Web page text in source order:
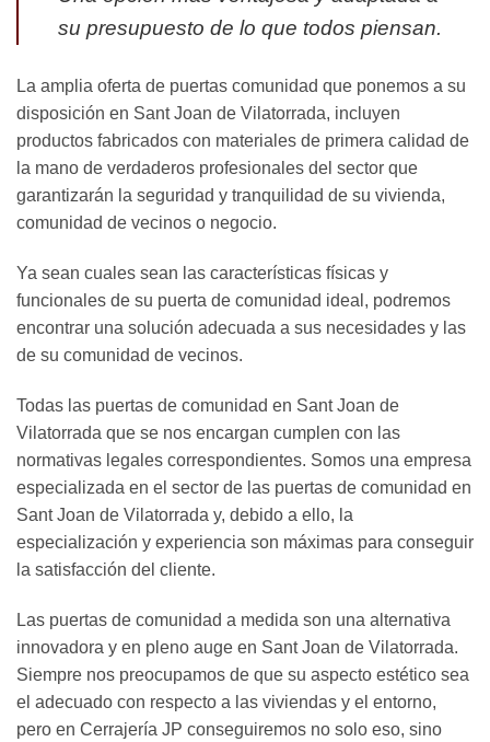
su presupuesto de lo que todos piensan.
La amplia oferta de puertas comunidad que ponemos a su
disposición en Sant Joan de Vilatorrada, incluyen
productos fabricados con materiales de primera calidad de
la mano de verdaderos profesionales del sector que
garantizarán la seguridad y tranquilidad de su vivienda,
comunidad de vecinos o negocio.
Ya sean cuales sean las características físicas y
funcionales de su puerta de comunidad ideal, podremos
encontrar una solución adecuada a sus necesidades y las
de su comunidad de vecinos.
Todas las puertas de comunidad en Sant Joan de
Vilatorrada que se nos encargan cumplen con las
normativas legales correspondientes. Somos una empresa
especializada en el sector de las puertas de comunidad en
Sant Joan de Vilatorrada y, debido a ello, la
especialización y experiencia son máximas para conseguir
la satisfacción del cliente.
Las puertas de comunidad a medida son una alternativa
innovadora y en pleno auge en Sant Joan de Vilatorrada.
Siempre nos preocupamos de que su aspecto estético sea
el adecuado con respecto a las viviendas y el entorno,
pero en Cerrajería JP conseguiremos no solo eso, sino